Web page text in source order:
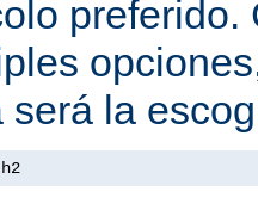
preferido.
será la
h2